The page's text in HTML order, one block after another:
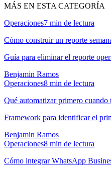
MÁS EN ESTA CATEGORÍA
Operaciones7 min de lectura
Cómo construir un reporte
Guía para eliminar el reporte
Benjamin Ramos
Operaciones8 min de lectura
Qué automatizar primero cuando
Framework para identificar el
Benjamin Ramos
Operaciones8 min de lectura
Cómo integrar WhatsApp